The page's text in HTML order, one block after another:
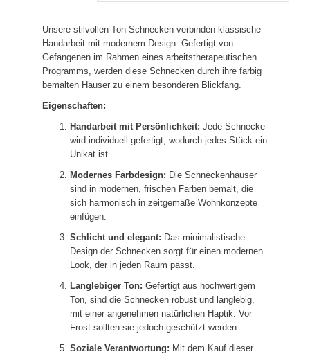
Unsere stilvollen Ton-Schnecken verbinden klassische
Handarbeit mit modernem Design. Gefertigt von
Gefangenen im Rahmen eines arbeitstherapeutischen
Programms, werden diese Schnecken durch ihre farbig
bemalten Häuser zu einem besonderen Blickfang.
Eigenschaften:
Handarbeit mit Persönlichkeit: Jede Schnecke
wird individuell gefertigt, wodurch jedes Stück ein
Unikat ist.
Modernes Farbdesign: Die Schneckenhäuser
sind in modernen, frischen Farben bemalt, die
sich harmonisch in zeitgemäße Wohnkonzepte
einfügen.
Schlicht und elegant: Das minimalistische
Design der Schnecken sorgt für einen modernen
Look, der in jeden Raum passt.
Langlebiger Ton: Gefertigt aus hochwertigem
Ton, sind die Schnecken robust und langlebig,
mit einer angenehmen natürlichen Haptik. Vor
Frost sollten sie jedoch geschützt werden.
Soziale Verantwortung: Mit dem Kauf dieser